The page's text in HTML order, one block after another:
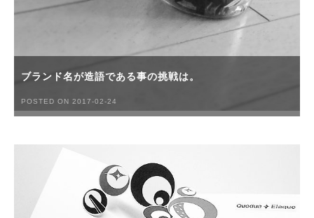
ブランド名が造語である事の挑戦は。
POSTED ON 2017-02-24